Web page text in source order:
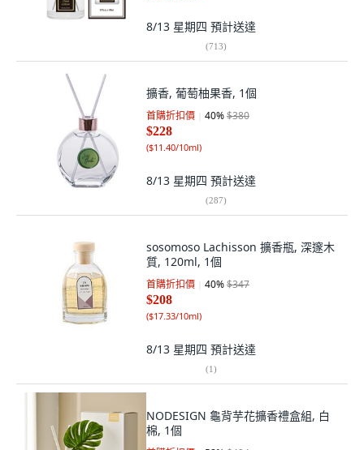
8/13 星期四 預計送達
(713)
擴香, 葡萄柚果香, 1個
首購折扣價 40%$380
$228
($11.40/10ml)
8/13 星期四 預計送達
(287)
sosomoso Lachisson 擴香瓶, 深邃木
質, 120ml, 1個
首購折扣價 40%$347
$208
($17.33/10ml)
8/13 星期四 預計送達
(1)
NODESIGN 龜背芋花擴香禮盒組, 白
棉, 1個